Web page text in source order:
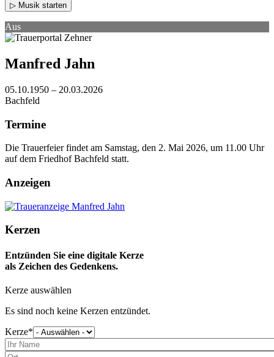
▷ Musik starten
Aus
Manfred Jahn
05.10.1950 – 20.03.2026
Bachfeld
Termine
Die Trauerfeier findet am Samstag, den 2. Mai 2026, um 11.00 Uhr
auf dem Friedhof Bachfeld statt.
Anzeigen
Kerzen
Entzünden Sie eine digitale Kerze
als Zeichen des Gedenkens.
Kerze auswählen
Es sind noch keine Kerzen entzündet.
Kerze
wählen
Sie